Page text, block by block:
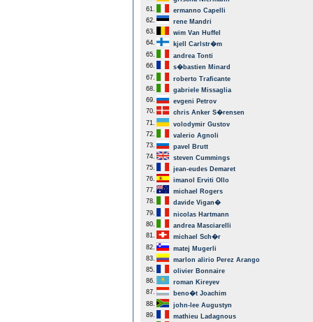
61.
ermanno Capelli
62.
rene Mandri
63.
wim Van Huffel
64.
kjell Carlstr�m
65.
andrea Tonti
66.
s�bastien Minard
67.
roberto Traficante
68.
gabriele Missaglia
69.
evgeni Petrov
70.
chris Anker S�rensen
71.
volodymir Gustov
72.
valerio Agnoli
73.
pavel Brutt
74.
steven Cummings
75.
jean-eudes Demaret
76.
imanol Erviti Ollo
77.
michael Rogers
78.
davide Vigan�
79.
nicolas Hartmann
80.
andrea Masciarelli
81.
michael Sch�r
82.
matej Mugerli
83.
marlon alirio Perez Arango
85.
olivier Bonnaire
86.
roman Kireyev
87.
beno�t Joachim
88.
john-lee Augustyn
89.
mathieu Ladagnous